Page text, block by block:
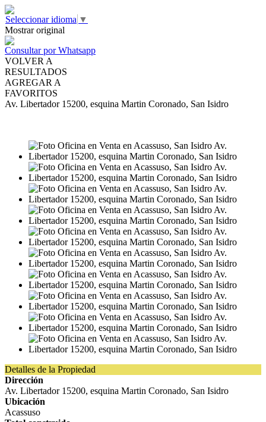
Seleccionar idioma ▼
Mostrar original
Consultar por Whatsapp
VOLVER A
RESULTADOS
AGREGAR A
FAVORITOS
Av. Libertador 15200, esquina Martin Coronado, San Isidro
Detalles de la Propiedad
Dirección
Av. Libertador 15200, esquina Martin Coronado, San Isidro
Ubicación
Acassuso